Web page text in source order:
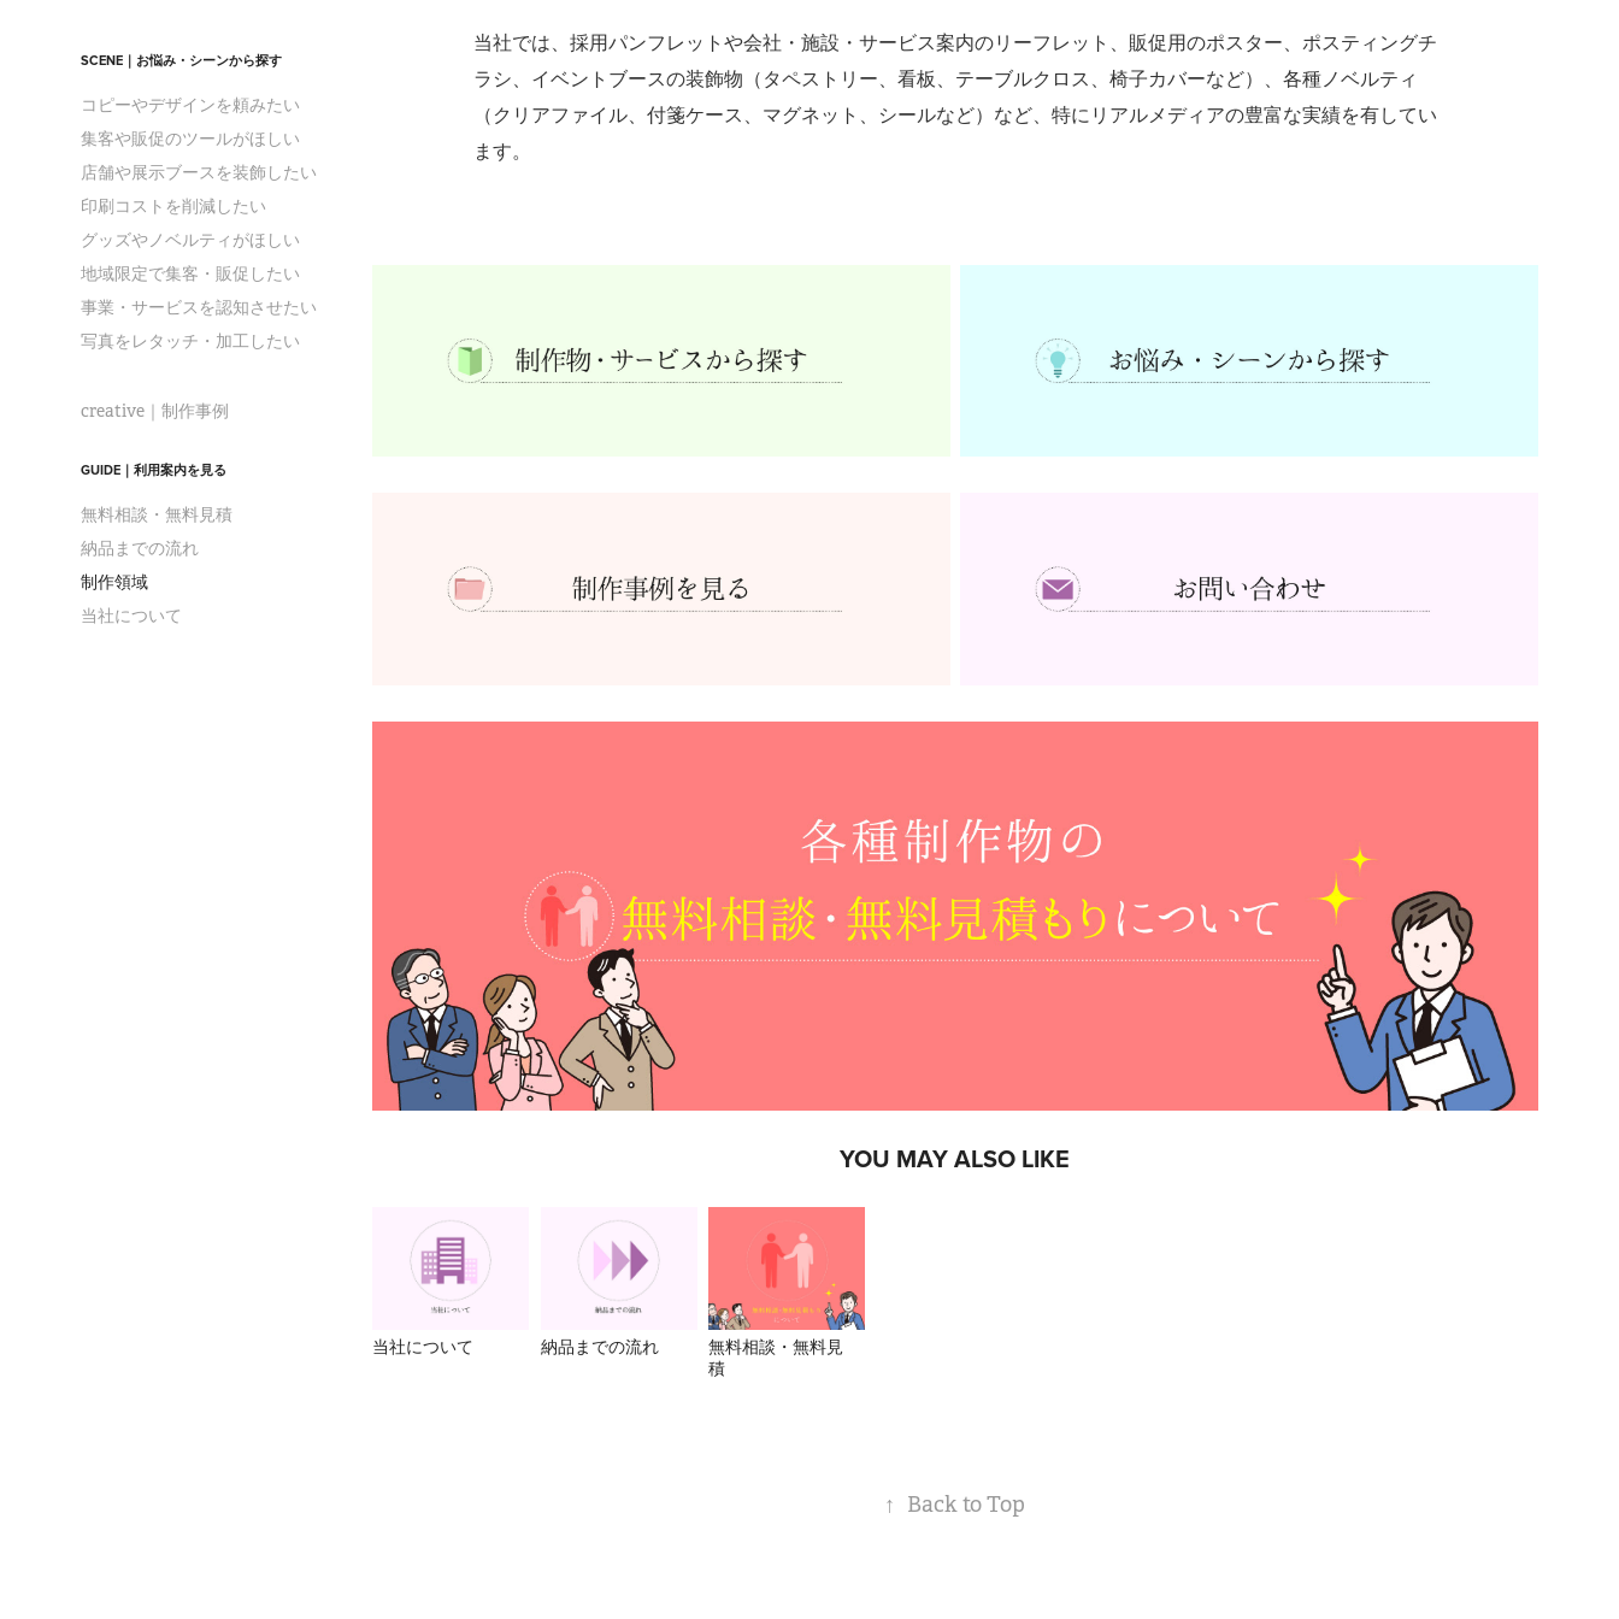
SCENE｜お悩み・シーンから探す
コピーやデザインを頼みたい
集客や販促のツールがほしい
店舗や展示ブースを装飾したい
印刷コストを削減したい
グッズやノベルティがほしい
地域限定で集客・販促したい
事業・サービスを認知させたい
写真をレタッチ・加工したい
creative｜制作事例
GUIDE｜利用案内を見る
無料相談・無料見積
納品までの流れ
制作領域
当社について
当社では、採用パンフレットや会社・施設・サービス案内のリーフレット、販促用のポスター、ポスティングチ
ラシ、イベントブースの装飾物（タペストリー、看板、テーブルクロス、椅子カバーなど）、各種ノベルティ
（クリアファイル、付箋ケース、マグネット、シールなど）など、特にリアルメディアの豊富な実績を有してい
ます。
YOU MAY ALSO LIKE
当社について 納品までの流れ
無料相談・無料見
積
↑ Back to Top